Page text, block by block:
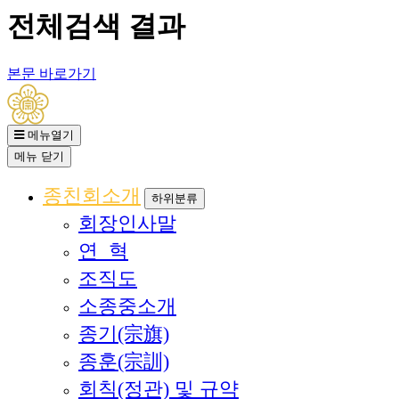
전체검색 결과
본문 바로가기
메뉴열기
메뉴 닫기
종친회소개 하위분류
회장인사말
연 혁
조직도
소종중소개
종기(宗旗)
종훈(宗訓)
회칙(정관) 및 규약